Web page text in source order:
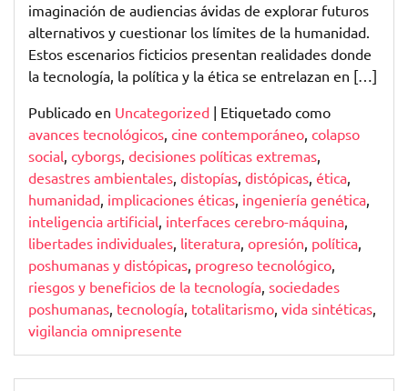
imaginación de audiencias ávidas de explorar futuros
alternativos y cuestionar los límites de la humanidad.
Estos escenarios ficticios presentan realidades donde
la tecnología, la política y la ética se entrelazan en […]
Publicado en Uncategorized | Etiquetado como
avances tecnológicos, cine contemporáneo, colapso
social, cyborgs, decisiones políticas extremas,
desastres ambientales, distopías, distópicas, ética,
humanidad, implicaciones éticas, ingeniería genética,
inteligencia artificial, interfaces cerebro-máquina,
libertades individuales, literatura, opresión, política,
poshumanas y distópicas, progreso tecnológico,
riesgos y beneficios de la tecnología, sociedades
poshumanas, tecnología, totalitarismo, vida sintéticas,
vigilancia omnipresente